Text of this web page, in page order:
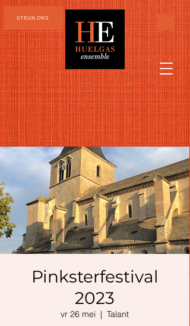
STEUN ONS
Pinksterfestival
2023
vr 26 mei
  |
Talant